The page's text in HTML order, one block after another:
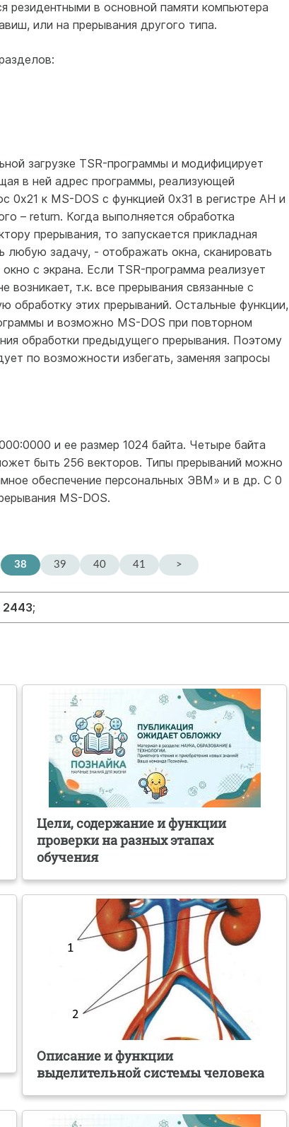
резидентными в основной памяти компьютера
или на прерывания другого типа.
загрузке TSR-программы и модифицирует
в ней адрес программы, реализующей
0х21 к MS-DOS с функцией 0х31 в регистре AH и
– return. Когда выполняется обработка
прерывания, то запускается прикладная
задачу, - отображать окна, сканировать
с экрана. Если TSR-программа реализует
возникает, т.к. все прерывания связанные с
обработку этих прерываний. Остальные функции,
и возможно MS-DOS при повторном
обработки предыдущего прерывания. Поэтому
по возможности избегать, заменяя запросы
и ее размер 1024 байта. Четыре байта
быть 256 векторов. Типы прерываний можно
обеспечение персональных ЭВМ» и в др. С 0
MS-DOS.
38 39 40 41 >
2443;
Цели, содержание и функции
проверки на разных этапах
обучения
Описание и функции
выделительной системы человека